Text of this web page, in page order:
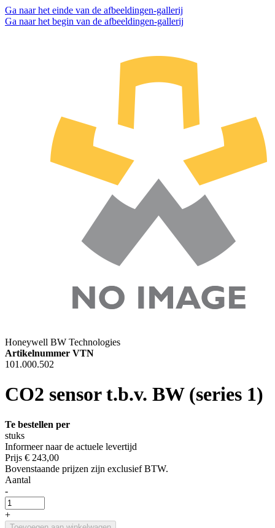
Ga naar het einde van de afbeeldingen-gallerij
Ga naar het begin van de afbeeldingen-gallerij
Honeywell BW Technologies
Artikelnummer VTN
101.000.502
CO2 sensor t.b.v. BW (series 1)
Te bestellen per
stuks
Informeer naar de actuele levertijd
Prijs € 243,00
Bovenstaande prijzen zijn exclusief BTW.
Aantal
-
+